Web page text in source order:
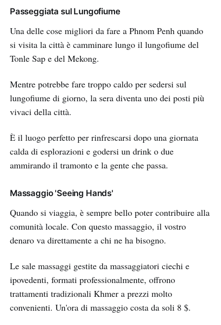
Passeggiata sul Lungofiume
Una delle cose migliori da fare a Phnom Penh quando
si visita la città è camminare lungo il lungofiume del
Tonle Sap e del Mekong.
Mentre potrebbe fare troppo caldo per sedersi sul
lungofiume di giorno, la sera diventa uno dei posti più
vivaci della città.
È il luogo perfetto per rinfrescarsi dopo una giornata
calda di esplorazioni e godersi un drink o due
ammirando il tramonto e la gente che passa.
Massaggio 'Seeing Hands'
Quando si viaggia, è sempre bello poter contribuire alla
comunità locale. Con questo massaggio, il vostro
denaro va direttamente a chi ne ha bisogno.
Le sale massaggi gestite da massaggiatori ciechi e
ipovedenti, formati professionalmente, offrono
trattamenti tradizionali Khmer a prezzi molto
convenienti. Un'ora di massaggio costa da soli 8 $.